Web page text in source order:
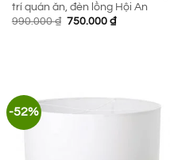
trí quán ăn, đèn lồng Hội An
990.000₫ Giá
750.000 ₫Giá
-52%